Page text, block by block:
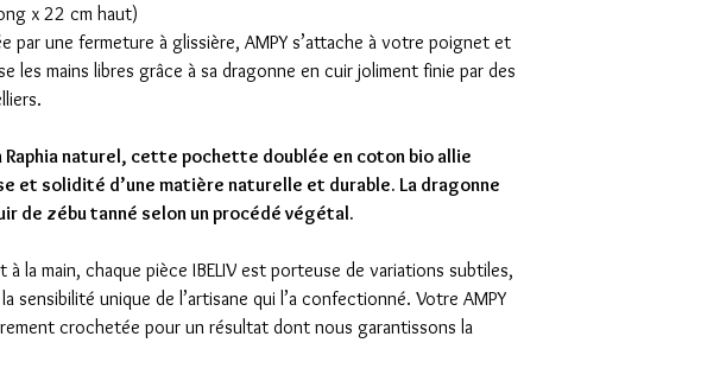
x 22 cm haut)
par une fermeture à glissière, AMPY s’attache à votre poignet et
les mains libres grâce à sa dragonne en cuir joliment finie par des
Raphia naturel, cette pochette doublée en coton bio allie
et solidité d’une matière naturelle et durable. La dragonne
de zébu tanné selon un procédé végétal.
à la main, chaque pièce IBELIV est porteuse de variations subtiles,
sensibilité unique de l’artisane qui l’a confectionné. Votre AMPY
crochetée pour un résultat dont nous garantissons la